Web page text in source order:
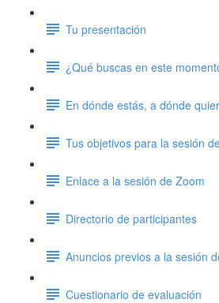
Tu presentación
¿Qué buscas en este
En dónde estás, a dónde
Tus objetivos para la sesión
Enlace a la sesión de Zoom
Directorio de participantes
Anuncios previos a la sesión
Cuestionario de evaluación